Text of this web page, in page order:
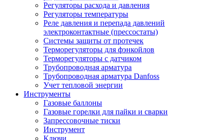
Регуляторы расхода и давления
Регуляторы температуры
Реле давления и перепада давлений
электроконтактные (прессостаты)
Системы защиты от протечек
Терморегуляторы для фэнкойлов
Терморегуляторы с датчиком
Трубопроводная арматура
Трубопроводная арматура Danfoss
Учет тепловой энергии
Инструменты
Газовые баллоны
Газовые горелки для пайки и сварки
Запрессовочные тиски
Инструмент
Ключи